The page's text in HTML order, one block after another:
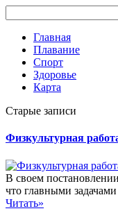
Главная
Плавание
Спорт
Здоровье
Карта
Старые записи
Физкультурная
В своем
что главными
Читать»